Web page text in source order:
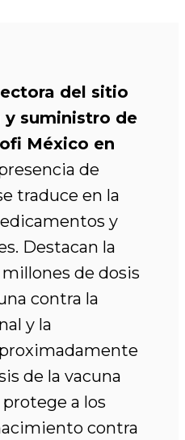
del sitio
suministro de
México en
de
traduce en la
y
Destacan la
de dosis
contra la
y la
de la vacuna
a los
contra